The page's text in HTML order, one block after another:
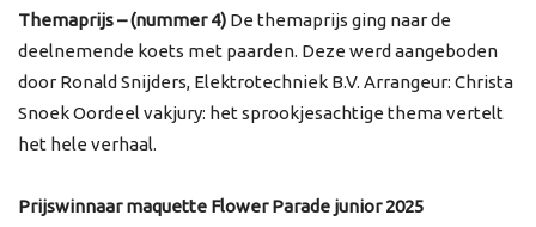
Themaprijs – (nummer 4) De themaprijs ging naar de
deelnemende koets met paarden. Deze werd aangeboden
door Ronald Snijders, Elektrotechniek B.V. Arrangeur: Christa
Snoek Oordeel vakjury: het sprookjesachtige thema vertelt
het hele verhaal.
Prijswinnaar maquette Flower Parade junior 2025